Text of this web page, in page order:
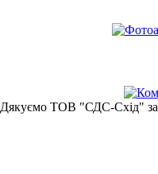
Дякуємо ТОВ "СДС-Схід" за